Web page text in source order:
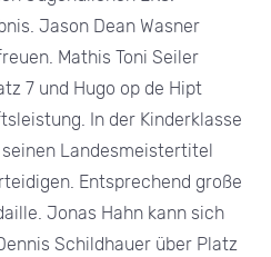
Jason Dean Wasner
Mathis Toni Seiler
7 und Hugo op de Hipt
In der Kinderklasse
Landesmeistertitel
Entsprechend große
Jonas Hahn kann sich
Schildhauer über Platz